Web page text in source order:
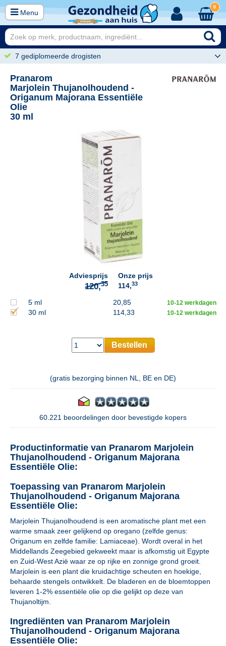
Menu
0
7 gediplomeerde drogisten
Pranarom
Marjolein Thujanolhoudend -
Origanum Majorana Essentiële
Olie
30 ml
Adviesprijs
Onze prijs
114,33
5 ml 20,85 10-12 werkdagen
30 ml 114,33 10-12 werkdagen
Bestellen
(gratis bezorging binnen NL, BE en DE)
60.221 beoordelingen door bevestigde kopers
Productinformatie van Pranarom Marjolein
Thujanolhoudend - Origanum Majorana
Essentiële Olie:
Toepassing van Pranarom Marjolein
Thujanolhoudend - Origanum Majorana
Essentiële Olie:
Marjolein Thujanolhoudend is een aromatische plant met een
warme smaak zeer gelijkend op oregano (zelfde genus:
Origanum en zelfde familie: Lamiaceae). Wordt overal in het
Middellands Zeegebied gekweekt maar is afkomstig uit Egypte
en Zuid-West Azië waar ze op rijke en zonnige grond groeit.
Marjolein is een plant die kruidachtige scheuten en hoekige,
behaarde stengels ontwikkelt. De bladeren en de bloemtoppen
leveren 1-2% essentiële olie op die gelijkt op deze van
Thujanoltijm.
Ingrediënten van Pranarom Marjolein
Thujanolhoudend - Origanum Majorana
Essentiële Olie: